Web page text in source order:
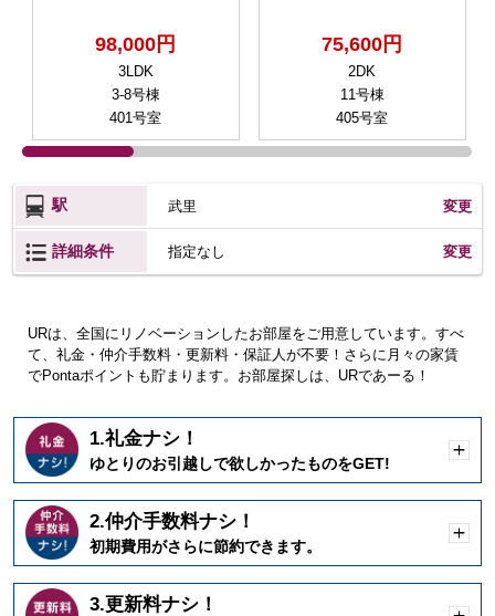
98,000円
3LDK
3-8号棟
401号室
75,600円
2DK
11号棟
405号室
駅 武里 変更
詳細条件 指定なし 変更
URは、全国にリノベーションしたお部屋をご用意しています。すべ
て、礼金・仲介手数料・更新料・保証人が不要！さらに月々の家賃
でPontaポイントも貯まります。お部屋探しは、URであーる！
1.礼金ナシ！
ゆとりのお引越しで欲しかったものをGET!
く
2.仲介手数料ナシ！
初期費用がさらに節約できます。
く
3.更新料ナシ！